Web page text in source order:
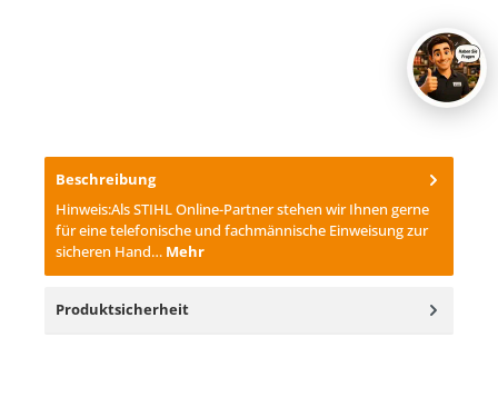
Beschreibung
Hinweis:Als STIHL Online-Partner stehen wir Ihnen gerne
für eine telefonische und fachmännische Einweisung zur
sicheren Hand… Mehr
Produktsicherheit